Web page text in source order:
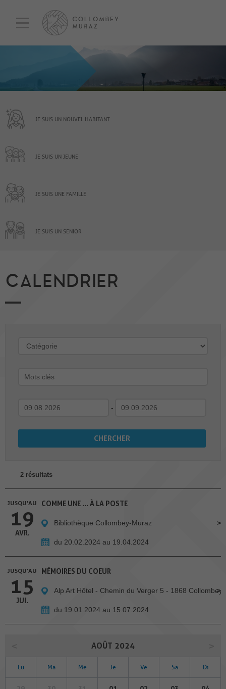
JE SUIS UN NOUVEL HABITANT
JE SUIS UN JEUNE
JE SUIS UNE FAMILLE
JE SUIS UN SENIOR
CALENDRIER
-
2 résultats
JUSQU'AU
19
AVR.
COMME UNE … À LA POSTE
Bibliothèque Collombey-Muraz
du 20.02.2024 au 19.04.2024
JUSQU'AU
15
JUI.
MÉMOIRES DU COEUR
Alp Art Hôtel - Chemin du Verger 5 - 1868 Collombey
du 19.01.2024 au 15.07.2024
AOÛT 2024
Lu Ma Me Je Ve Sa Di